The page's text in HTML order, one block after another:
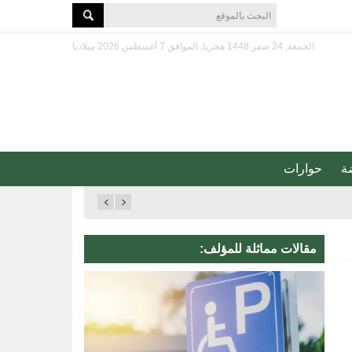
الجمعة, 24 صفر 1448 هجريا, الموافق 7 أغسطس 2026 ميلاديا
حوارات
مقالات مماثلة للمؤلف: